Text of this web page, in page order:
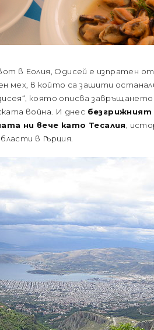
в Еолия, Одисей е изпратен
мех, в който са зашити
която описва
война. И днес
ни вече като Тесалия
,
в Гърция.